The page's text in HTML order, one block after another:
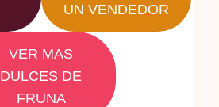
UN VENDEDOR
VER MAS
DULCES DE
FRUNA